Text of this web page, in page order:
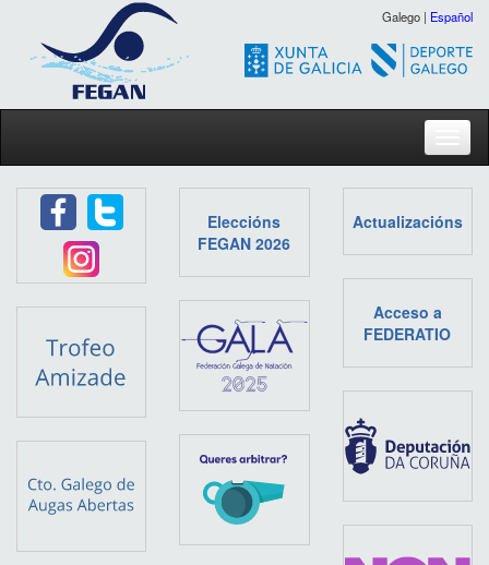
Galego | Español
Eleccións
FEGAN 2026
Actualizacións
Acceso a
FEDERATIO